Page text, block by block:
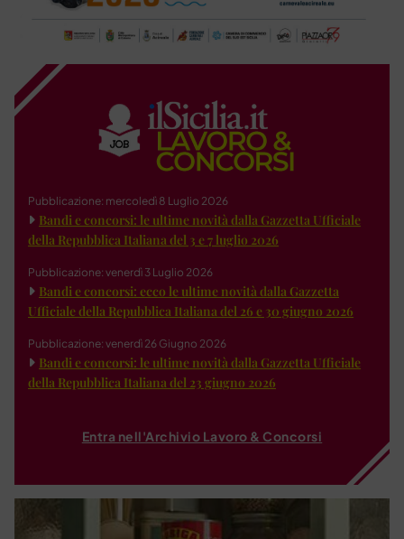
Pubblicazione: mercoledì 8 Luglio 2026
Bandi e concorsi: le ultime novità dalla Gazzetta Ufficiale
della Repubblica Italiana del 3 e 7 luglio 2026
Pubblicazione: venerdì 3 Luglio 2026
Bandi e concorsi: ecco le ultime novità dalla Gazzetta
Ufficiale della Repubblica Italiana del 26 e 30 giugno 2026
Pubblicazione: venerdì 26 Giugno 2026
Bandi e concorsi: le ultime novità dalla Gazzetta Ufficiale
della Repubblica Italiana del 23 giugno 2026
Entra nell'Archivio Lavoro & Concorsi